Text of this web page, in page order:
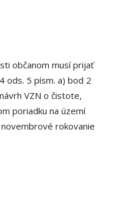
občanom musí prijať
ods. 5 písm. a) bod 2
VZN o čistote,
poriadku na území
rokovanie